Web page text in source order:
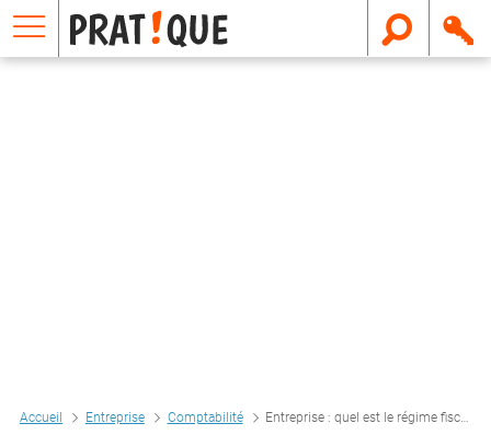
Accueil Entreprise Comptabilité Entreprise : quel est le régime fiscal applicable ?
E
m
a